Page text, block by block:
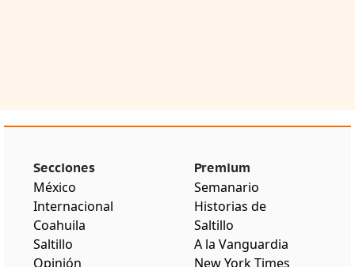
Secciones
México
Internacional
Coahuila
Saltillo
Opinión
Premium
Semanario
Historias de
Saltillo
A la Vanguardia
New York Times